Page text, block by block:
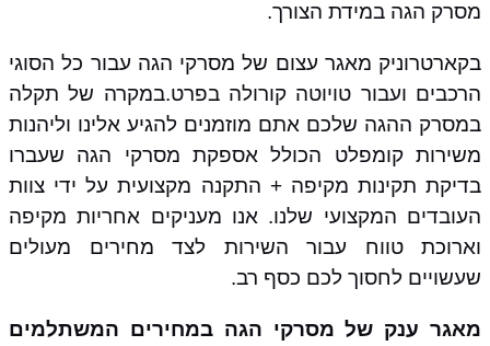
מסרק הגה במידת הצורך.
בקארטרוניק מאגר עצום של מסרקי הגה עבור כל הסוגי
הרכבים ועבור טויוטה קורולה בפרט.במקרה של תקלה
במסרק ההגה שלכם אתם מוזמנים להגיע אלינו וליהנות
משירות קומפלט הכולל אספקת מסרקי הגה שעברו
בדיקת תקינות מקיפה + התקנה מקצועית על ידי צוות
העובדים המקצועי שלנו. אנו מעניקים אחריות מקיפה
וארוכת טווח עבור השירות לצד מחירים מעולים
שעשויים לחסוך לכם כסף רב.
מאגר ענק של מסרקי הגה במחירים המשתלמים